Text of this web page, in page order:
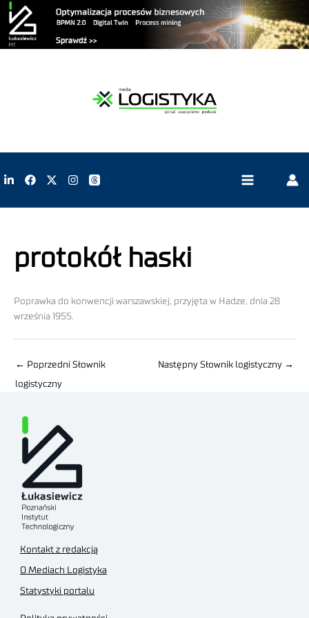
protokół haski
Poprawka do konwencji warszawskiej, przyjęta w Hadze, dnia 28
września 1955.
← Poprzedni Słownik
logistyczny
Następny Słownik logistyczny →
Kontakt z redakcją
O Mediach Logistyka
Statystyki portalu